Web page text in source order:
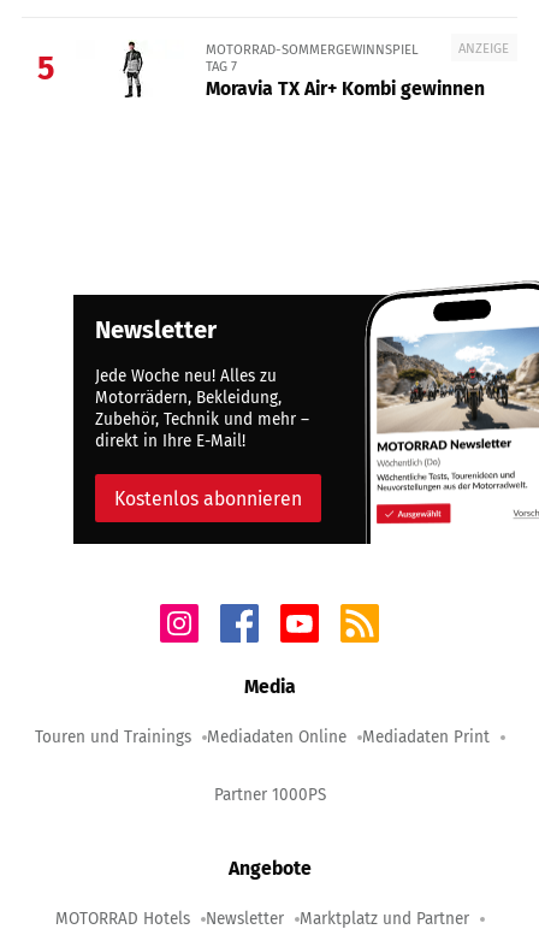
5
ANZEIGE
MOTORRAD-SOMMERGEWINNSPIEL
TAG 7
Moravia TX Air+ Kombi gewinnen
Newsletter
Jede Woche neu! Alles zu
Motorrädern, Bekleidung,
Zubehör, Technik und mehr –
direkt in Ihre E-Mail!
Kostenlos abonnieren
Media
Touren und Trainings Mediadaten Online Mediadaten Print
Partner 1000PS
Angebote
MOTORRAD Hotels Newsletter Marktplatz und Partner